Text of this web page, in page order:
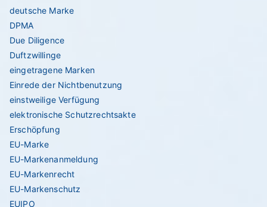
deutsche Marke
DPMA
Due Diligence
Duftzwillinge
eingetragene Marken
Einrede der Nichtbenutzung
einstweilige Verfügung
elektronische Schutzrechtsakte
Erschöpfung
EU-Marke
EU-Markenanmeldung
EU-Markenrecht
EU-Markenschutz
EUIPO